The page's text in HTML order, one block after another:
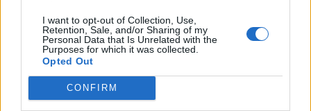
I want to opt-out of Collection, Use,
Retention, Sale, and/or Sharing of my
Personal Data that Is Unrelated with the
Purposes for which it was collected.
Opted Out
CONFIRM